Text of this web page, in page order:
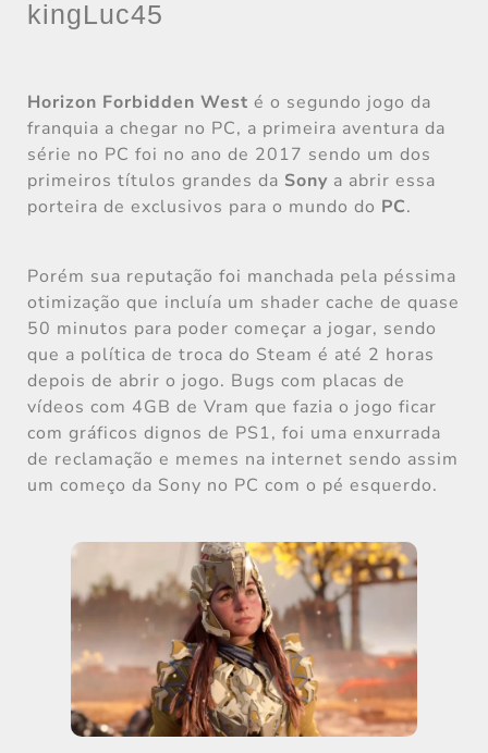
kingLuc45
Horizon Forbidden West é o segundo jogo da
franquia a chegar no PC, a primeira aventura da
série no PC foi no ano de 2017 sendo um dos
primeiros títulos grandes da Sony a abrir essa
porteira de exclusivos para o mundo do PC.
Porém sua reputação foi manchada pela péssima
otimização que incluía um shader cache de quase
50 minutos para poder começar a jogar, sendo
que a política de troca do Steam é até 2 horas
depois de abrir o jogo. Bugs com placas de
vídeos com 4GB de Vram que fazia o jogo ficar
com gráficos dignos de PS1, foi uma enxurrada
de reclamação e memes na internet sendo assim
um começo da Sony no PC com o pé esquerdo.